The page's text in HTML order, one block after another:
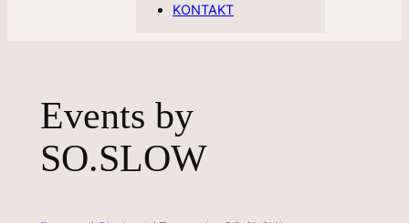
KONTAKT
Events by
SO.SLOW